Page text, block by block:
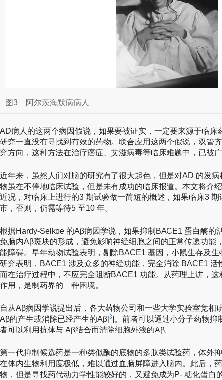
图3 阿尔茨海默病病人
AD病人的这两个病因假说，如果要被证实，一定要来源于临床
研究一直没有寻找到有效的药物。联合应用这两个假说，双管
究方向，这种方法在治疗癌症、艾滋病毒等临床难题中，已被
近年来，虽然人们对脑的研究有了很大起色，但是对AD 的发
物虽在不停地临床试验，但是未有成功的临床报道。本文将介
近况，对临床上进行的3 期试验做一简短的概述，如果临床3
市，否则，仍需等待5 至10 年。
根据Hardy-Selkoe 的Aβ病因学说，如果抑制BACE1 蛋白酶的
免脑内Aβ斑块的形成，避免影响神经细胞之间的正常传递功能
能障碍。早年动物试验表明，剔除BACE1 基因，小鼠生存及
研究表明，BACE1 涉及众多的神经功能，完全消除 BACE1 活
而在治疗过程中，不应完全阻断BACE1 功能。从药理上讲，
作用，是制药界的一种困境。
自从Aβ病因学说提出后，各大药物公司和一些大学实验室竞相
Aβ的产生或消除已经产生的Aβ[3]。前者可以通过小分子药物抑
者可以利用抗体与 Aβ结合而清除细胞外液的Aβ。
第一代抑制候选药是一种类似酶的底物的多肽类试验药，体外
在体内生物利用度极低，难以通过血脑屏障进入脑内。此后，
物，但是寻找药代动力学性能较好的，又避免成为P- 糖化蛋白